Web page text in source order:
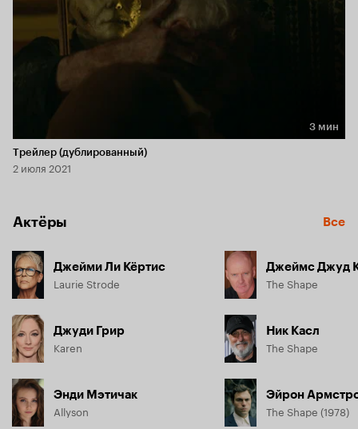
Длительность 3 мин
3 мин
Трейлер (дублированный)
2 июля 2021
Актёры Все
Джейми Ли Кёртис
Laurie Strode
Джуди Грир
Karen
Энди Мэтичак
Allyson
Джеймс Джуд
The Shape
Ник Касл
The Shape
Эйрон
The Shape (1978)